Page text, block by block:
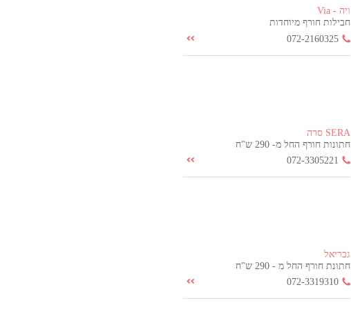
ויה - Via
חבילות חורף מיוחדות
072-2160325
SERA סרה
חתונות חורף החל מ- 290 ש"ח
072-3305221
גבריאל
חתונת חורף החל מ - 290 ש"ח
072-3319310